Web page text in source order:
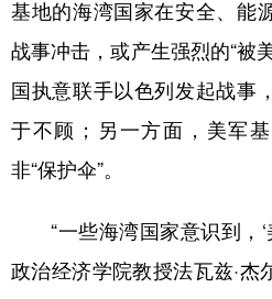
基地的海湾国家在安全、能
战事冲击，或产生强烈的“被
国执意联手以色列发起战事
于不顾；另一方面，美军
非“保护伞”。
“一些海湾国家意识到，‘
政治经济学院教授法瓦兹·杰